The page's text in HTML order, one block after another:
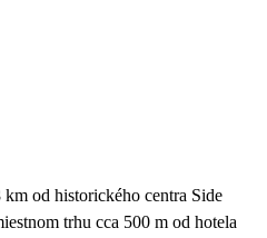
km od historického centra Side
trhu cca 500 m od hotela